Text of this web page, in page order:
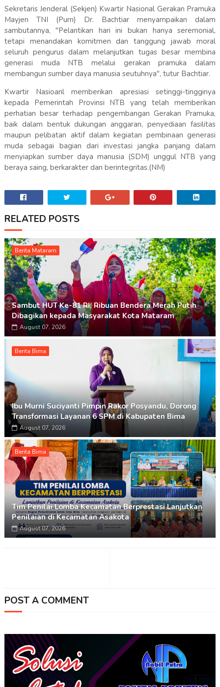
Sekretaris Jenderal (Sekjen) Kwartir Nasional Gerakan Pramuka
Mayjen TNI (Purn) Dr. Bachtiar menyampaikan dalam
sambutannya, "Pelantikan hari ini bukan hanya seremonial,
tetapi menandakan komitmen dan tanggung jawab moral
seluruh pengurus dalam melanjutkan tugas besar membina
generasi muda NTB melalui gerakan pramuka dalam
membangun sumber daya manusia seutuhnya", tutur Bachtiar.
Kwartir Nasioanl memberikan apresiasi setinggi-tingginya
kepada Pemerintah Provinsi NTB yang telah memberikan
perhatian besar terhadap pengembangan Gerakan Pramuka,
baik dalam bentuk dukungan anggaran, penyediaan fasilitas
maupun pelibatan aktif dalam kegiatan pembinaan generasi
muda sebagai bagian dari investasi jangka panjang dalam
menyiapkan sumber daya manusia (SDM) unggul NTB yang
beraya saing, berkarakter dan berintegritas.(NM)
RELATED POSTS
Berita Mataram
Sambut HUT Ke-81 RI, Ribuan Bendera Merah Putih
Dibagikan kepada Masyarakat Kota Mataram
August 07, 2026
Berita Bima
Ibu Murni Suciyanti Pimpin Rakor Posyandu, Dorong
Transformasi Layanan 6 SPM di Kabupaten Bima
August 07, 2026
Berita Bima
Tim Penilai Lomba Kecamatan Berprestasi Lanjutkan
Penilaian di Kecamatan Asakota
August 07, 2026
POST A COMMENT